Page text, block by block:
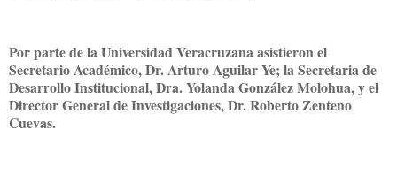
Por parte de la Universidad Veracruzana asistieron el
Secretario Académico, Dr. Arturo Aguilar Ye; la Secretaria de
Desarrollo Institucional, Dra. Yolanda González Molohua, y el
Director General de Investigaciones, Dr. Roberto Zenteno
Cuevas.